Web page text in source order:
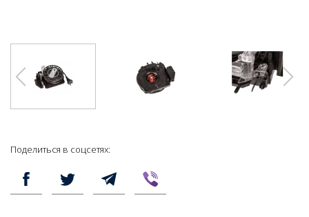
Поделиться в соцсетях: